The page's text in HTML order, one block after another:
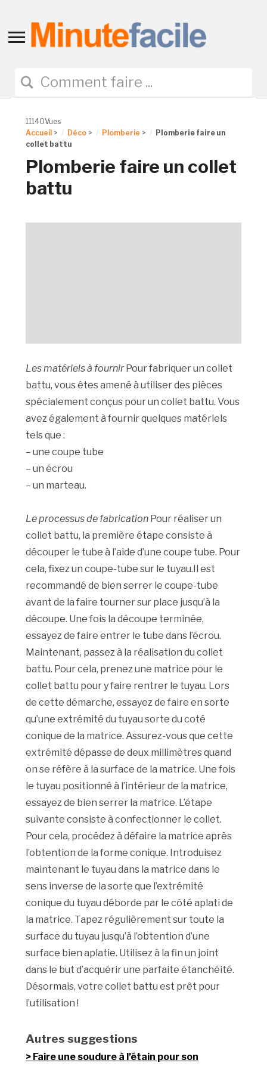
Toggle
navigation
11140Vues
Accueil > Déco > Plomberie >
Plomberie faire un
collet battu
Plomberie faire un collet
battu
Les matériels à fournirPour fabriquer un collet
battu, vous êtes amené à utiliser des pièces
spécialement conçus pour un collet battu. Vous
avez également à fournir quelques matériels
tels que :
– une coupe tube
– un écrou
– un marteau.
Le processus de fabrication Pour réaliser un
collet battu, la première étape consiste à
découper le tube à l’aide d’une coupe tube. Pour
cela, fixez un coupe-tube sur le tuyau.Il est
recommandé de bien serrer le coupe-tube
avant de la faire tourner sur place jusqu’à la
découpe. Une fois la découpe terminée,
essayez de faire entrer le tube dans l’écrou.
Maintenant, passez à la réalisation du collet
battu. Pour cela, prenez une matrice pour le
collet battu pour y faire rentrer le tuyau. Lors
de cette démarche, essayez de faire en sorte
qu’une extrémité du tuyau sorte du coté
conique de la matrice. Assurez-vous que cette
extrémité dépasse de deux millimètres quand
on se réfère à la surface de la matrice. Une fois
le tuyau positionné à l’intérieur de la matrice,
essayez de bien serrer la matrice. L’étape
suivante consiste à confectionner le collet.
Pour cela, procédez à défaire la matrice après
l’obtention de la forme conique. Introduisez
maintenant le tuyau dans la matrice dans le
sens inverse de la sorte que l’extrémité
conique du tuyau déborde par le côté aplati de
la matrice. Tapez régulièrement sur toute la
surface du tuyau jusqu’à l’obtention d’une
surface bien aplatie. Utilisez à la fin un joint
dans le but d’acquérir une parfaite étanchéité.
Désormais, votre collet battu est prêt pour
l’utilisation !
Autres suggestions
Faire une soudure à l’étain pour son